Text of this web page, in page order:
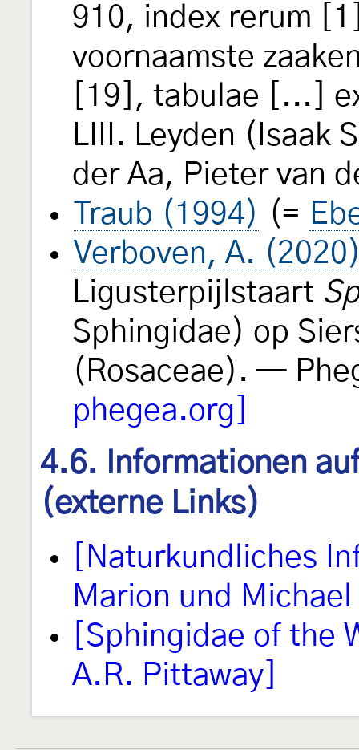
910, index rerum
voornaamste
[19], tabulae [...]
LIII. Leyden (Isaak
der Aa, Pieter van
Traub (1994) (=
Verboven, A.
Ligusterpijlstaart
Sphingidae) op
(Rosaceae). —
phegea.org]
4.6. Informationen
(externe Links)
[Naturkundliches
Marion und
[Sphingidae of the
A.R. Pittaway]